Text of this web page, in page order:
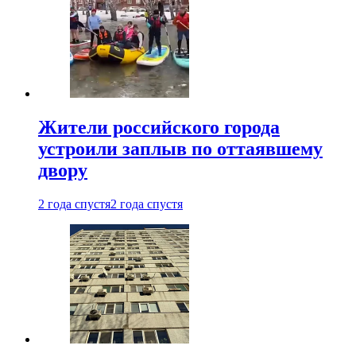
Жители российского города
устроили заплыв по оттаявшему
двору
2 года спустя2 года спустя